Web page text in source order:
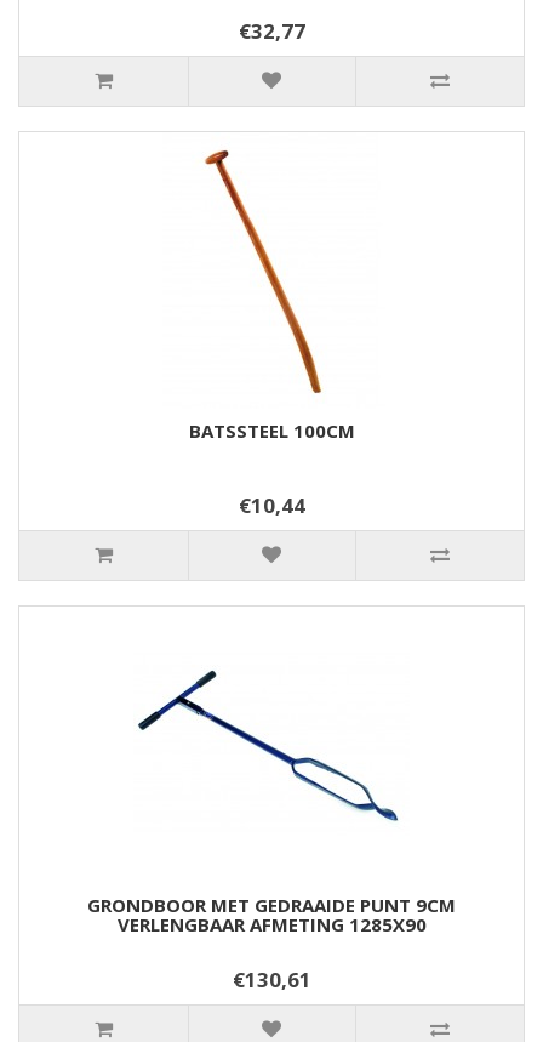
€32,77
BATSSTEEL 100CM
€10,44
GRONDBOOR MET GEDRAAIDE PUNT 9CM
VERLENGBAAR AFMETING 1285X90
€130,61